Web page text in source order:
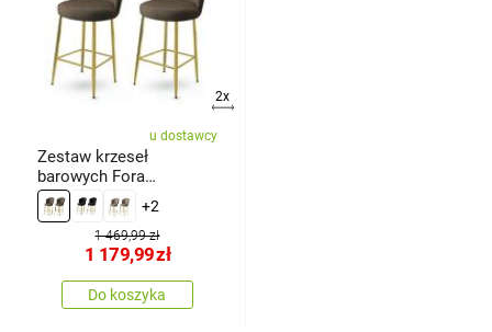
2x
u dostawcy
Zestaw krzeseł
barowych Fora
Anthracite and Gold, 2
szt.
+2
1 469,99 zł
1 179,99zł
Do koszyka